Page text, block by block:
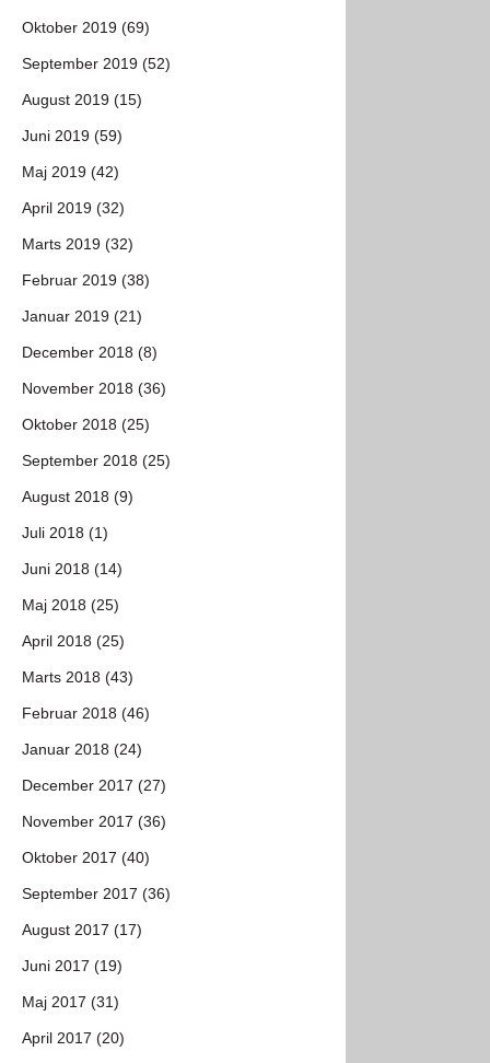
Oktober 2019 (69)
September 2019 (52)
August 2019 (15)
Juni 2019 (59)
Maj 2019 (42)
April 2019 (32)
Marts 2019 (32)
Februar 2019 (38)
Januar 2019 (21)
December 2018 (8)
November 2018 (36)
Oktober 2018 (25)
September 2018 (25)
August 2018 (9)
Juli 2018 (1)
Juni 2018 (14)
Maj 2018 (25)
April 2018 (25)
Marts 2018 (43)
Februar 2018 (46)
Januar 2018 (24)
December 2017 (27)
November 2017 (36)
Oktober 2017 (40)
September 2017 (36)
August 2017 (17)
Juni 2017 (19)
Maj 2017 (31)
April 2017 (20)